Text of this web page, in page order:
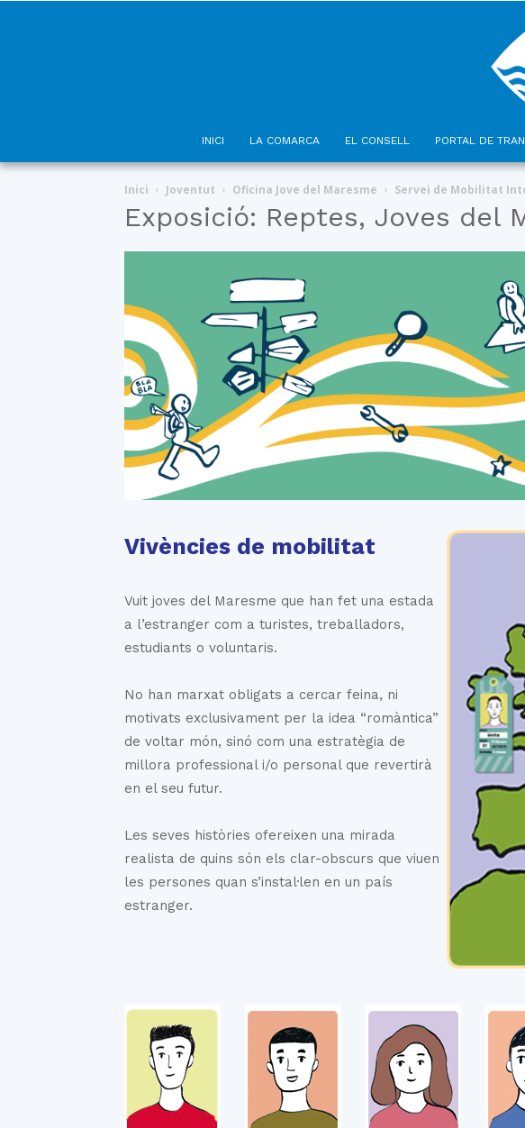
INICI LA COMARCA EL CONSELL PORTAL DE
Inici Joventut Oficina Jove del Maresme Servei de Mobilitat
Exposició: Reptes, Joves del
Vivències de mobilitat
Vuit joves del Maresme que han fet una estada
a l’estranger com a turistes, treballadors,
estudiants o voluntaris.
No han marxat obligats a cercar feina, ni
motivats exclusivament per la idea “romàntica”
de voltar món, sinó com una estratègia de
millora professional i/o personal que revertirà
en el seu futur.
Les seves històries ofereixen una mirada
realista de quins són els clar-obscurs que viuen
les persones quan s’instal·len en un país
estranger.